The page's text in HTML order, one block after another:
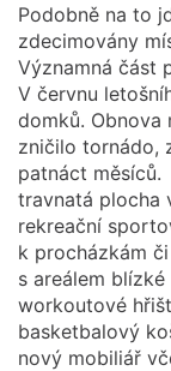
Podobně na to
zdecimovány
Významná část
V červnu
domků.
zničilo tornádo,
patnáct
travnatá plocha
rekreační
k procházkám
s areálem
workoutové
basketbalový
nový mobiliář